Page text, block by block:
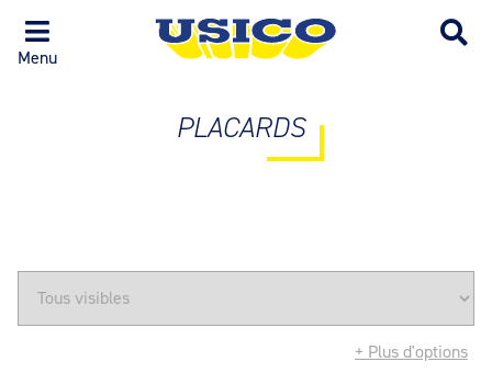
Menu
PLACARDS
+ Plus d'options